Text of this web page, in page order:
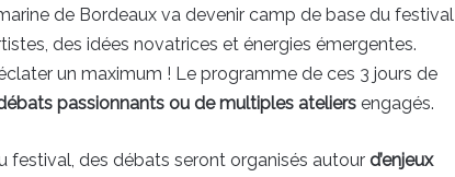
de Bordeaux va devenir camp de base du festival
des idées novatrices et énergies émergentes.
un maximum ! Le programme de ces 3 jours de
passionnants ou de multiples ateliers engagés.
festival, des débats seront organisés autour d’enjeux